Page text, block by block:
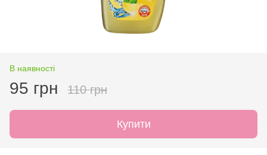
В наявності
95 грн 110 грн
Купити